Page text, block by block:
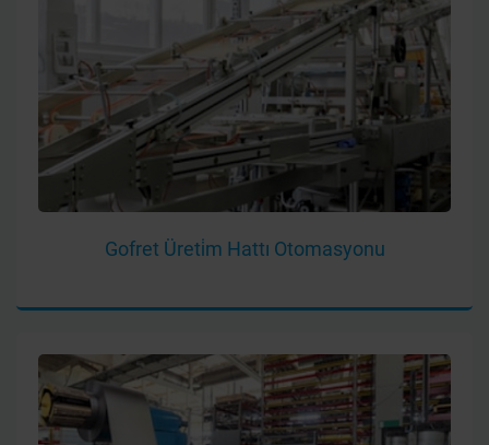
Gofret Üreti̇m Hattı Otomasyonu